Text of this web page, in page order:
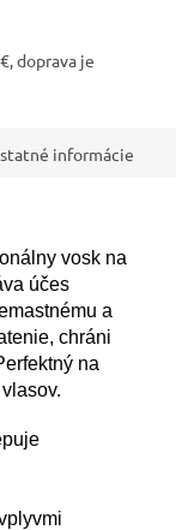
doprava je
informácie
vosk na
účes
a
chráni
na